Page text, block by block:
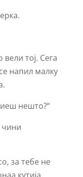
тој. Сега
напил малку
нешто?“
чини
за тебе не